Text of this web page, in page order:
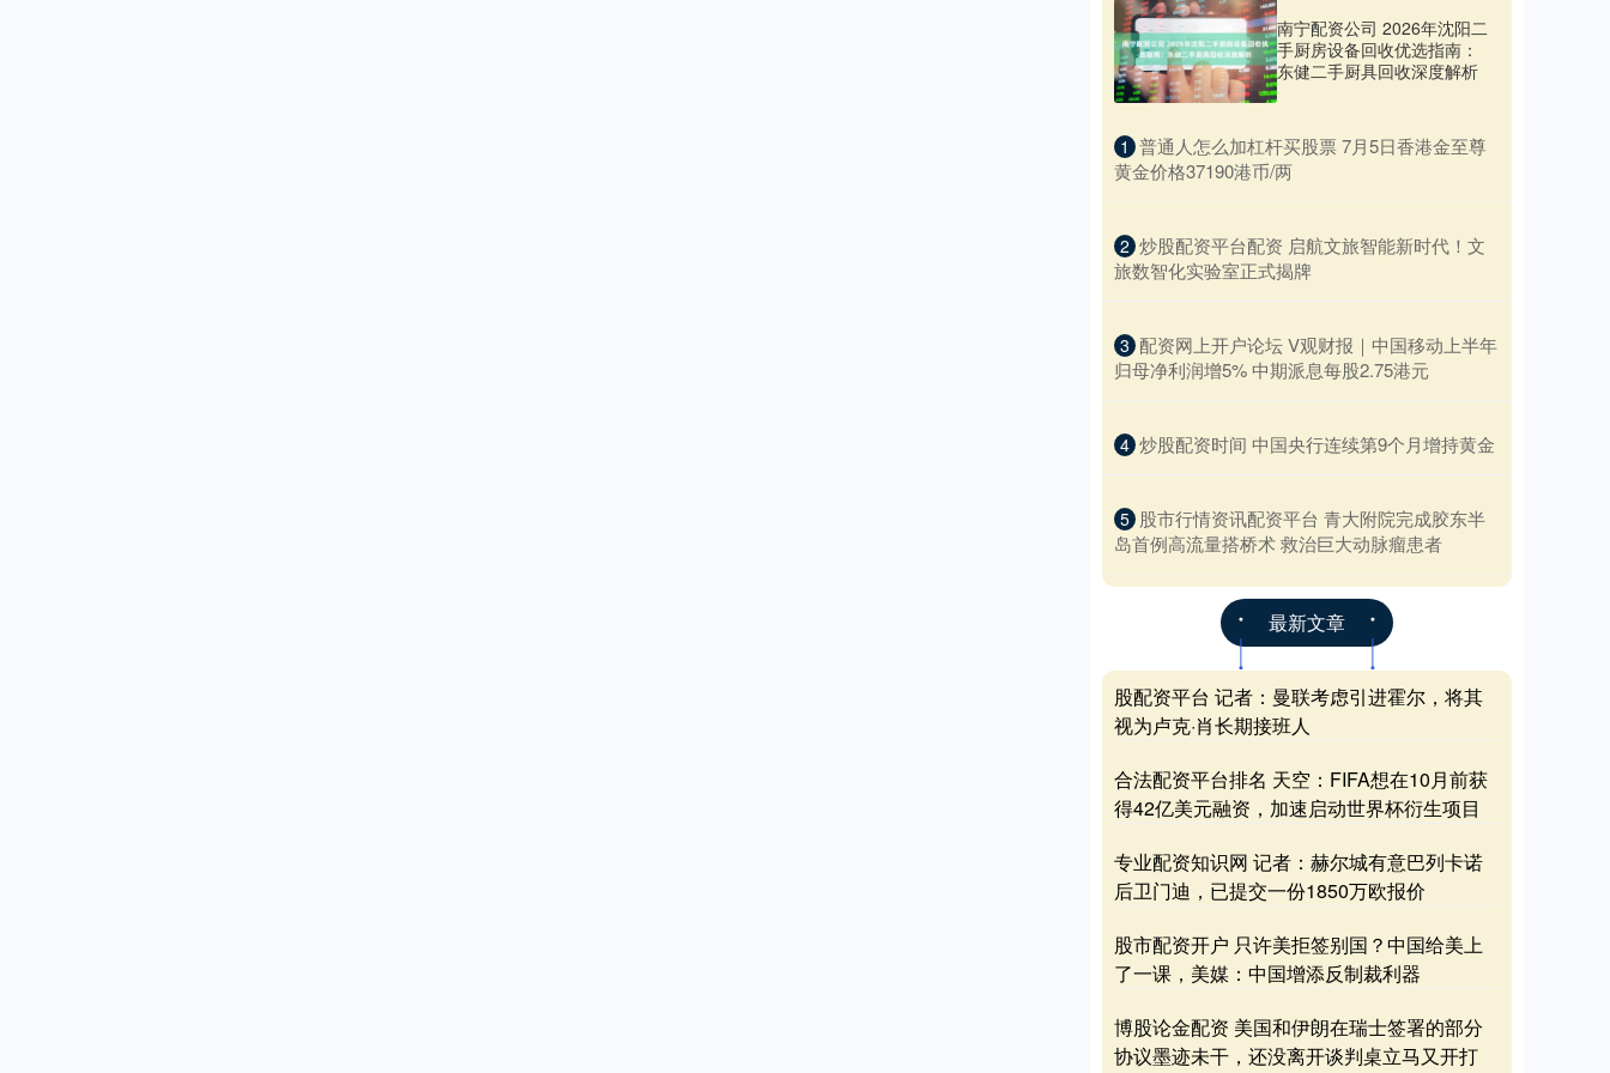
南宁配资公司 2026年沈阳二
手厨房设备回收优选指南：
东健二手厨具回收深度解析
1 ​普通人怎么加杠杆买股票 7月5日香港金至尊
黄金价格37190港币/两
2 ​炒股配资平台配资 启航文旅智能新时代！文
旅数智化实验室正式揭牌
3 ​配资网上开户论坛 V观财报｜中国移动上半年
归母净利润增5% 中期派息每股2.75港元
4 ​炒股配资时间 中国央行连续第9个月增持黄金
5 ​股市行情资讯配资平台 青大附院完成胶东半
岛首例高流量搭桥术 救治巨大动脉瘤患者
最新文章
股配资平台 记者：曼联考虑引进霍尔，将其
视为卢克·肖长期接班人
合法配资平台排名 天空：FIFA想在10月前获
得42亿美元融资，加速启动世界杯衍生项目
专业配资知识网 记者：赫尔城有意巴列卡诺
后卫门迪，已提交一份1850万欧报价
股市配资开户 只许美拒签别国？中国给美上
了一课，美媒：中国增添反制裁利器
博股论金配资 美国和伊朗在瑞士签署的部分
协议墨迹未干，还没离开谈判桌立马又开打